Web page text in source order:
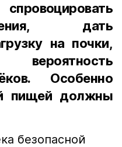
дать
на почки,
Особенно
пищей должны
безопасной